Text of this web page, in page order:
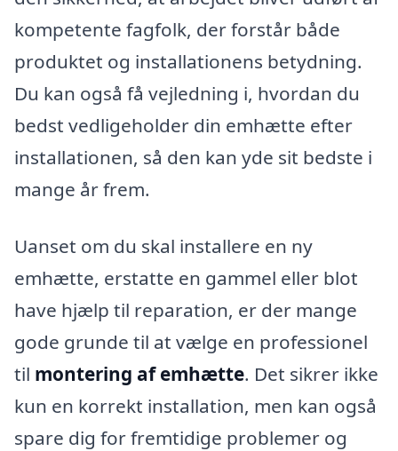
kompetente fagfolk, der forstår både
produktet og installationens betydning.
Du kan også få vejledning i, hvordan du
bedst vedligeholder din emhætte efter
installationen, så den kan yde sit bedste i
mange år frem.
Uanset om du skal installere en ny
emhætte, erstatte en gammel eller blot
have hjælp til reparation, er der mange
gode grunde til at vælge en professionel
til montering af emhætte. Det sikrer ikke
kun en korrekt installation, men kan også
spare dig for fremtidige problemer og